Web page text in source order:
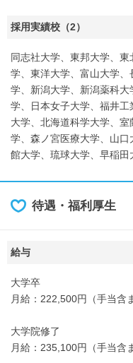
採用実績校（2）
同志社大学、東邦大学、
学、東洋大学、富山大学
学、新潟大学、新潟薬科
学、日本女子大学、福井
大学、北海道科学大学、
学、森ノ宮医療大学、山
館大学、琉球大学、早稲田
待遇・福利厚生
給与
大学卒
月給：222,500円（手当含
大学院修了
月給：235,100円（手当含